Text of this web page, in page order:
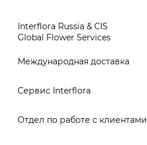
Interflora Russia & CIS
Global Flower Services
Версия для печати
Поиск
Международная доставка
Россия
Европа
Сервис Interflora
Заказ и оплата
Отдел по работе с клиентами